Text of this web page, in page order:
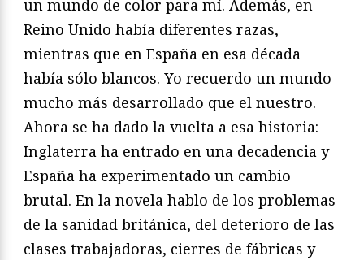
un mundo de color para mí. Además, en
Reino Unido había diferentes razas,
mientras que en España en esa década
había sólo blancos. Yo recuerdo un mundo
mucho más desarrollado que el nuestro.
Ahora se ha dado la vuelta a esa historia:
Inglaterra ha entrado en una decadencia y
España ha experimentado un cambio
brutal. En la novela hablo de los problemas
de la sanidad británica, del deterioro de las
clases trabajadoras, cierres de fábricas y